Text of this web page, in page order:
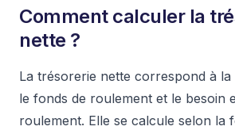
Comment calculer la
nette ?
La trésorerie nette correspond à
le fonds de roulement et le besoin
roulement. Elle se calcule selon la